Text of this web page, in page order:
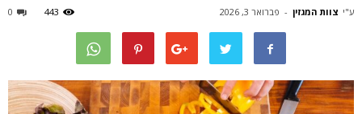
ע"י צוות המגזין - פברואר 3, 2026 0 443